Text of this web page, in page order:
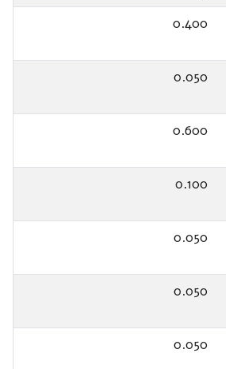
0.400
0.050
0.600
0.100
0.050
0.050
0.050